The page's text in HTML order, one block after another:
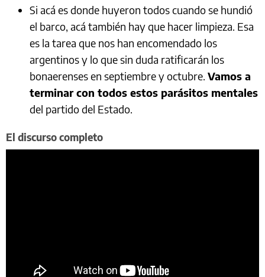
Si acá es donde huyeron todos cuando se hundió
el barco, acá también hay que hacer limpieza. Esa
es la tarea que nos han encomendado los
argentinos y lo que sin duda ratificarán los
bonaerenses en septiembre y octubre. Vamos a
terminar con todos estos parásitos mentales
del partido del Estado.
El discurso completo